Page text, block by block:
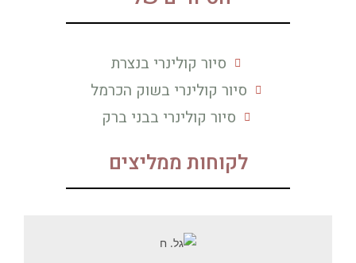
סיור קולינרי בנצרת
סיור קולינרי בשוק הכרמל
סיור קולינרי בבני ברק
לקוחות ממליצים